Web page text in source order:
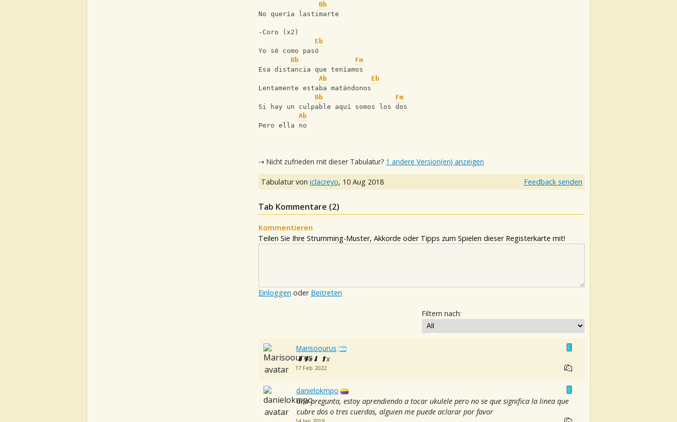
Bb
No quería lastimarte
-Coro (x2)
Eb
Yo sé como pasó
Bb
Fm
Esa distancia que teníamos
Ab
Eb
Lentamente estaba matándonos
Bb
Fm
Si hay un culpable aquí somos los dos
Ab
Pero ella no
⇢ Nicht zufrieden mit dieser Tabulatur? 1 andere Version(en) anzeigen
Tabulatur von iclacreyo, 10 Aug 2018 Feedback senden
Tab Kommentare (2)
Kommentieren
Teilen Sie Ihre Strumming-Muster, Akkorde oder Tipps zum Spielen dieser Registerkarte mit!
Einloggen oder Beitreten
Filtern nach:
Marisoourus
⬇⬆x⬇ ⬆x
17 Feb 2022
danielokmpo
una pregunta, estoy aprendiendo a tocar ukulele pero no se que significa la linea que
cubre dos o tres cuerdas, alguien me puede aclarar por favor